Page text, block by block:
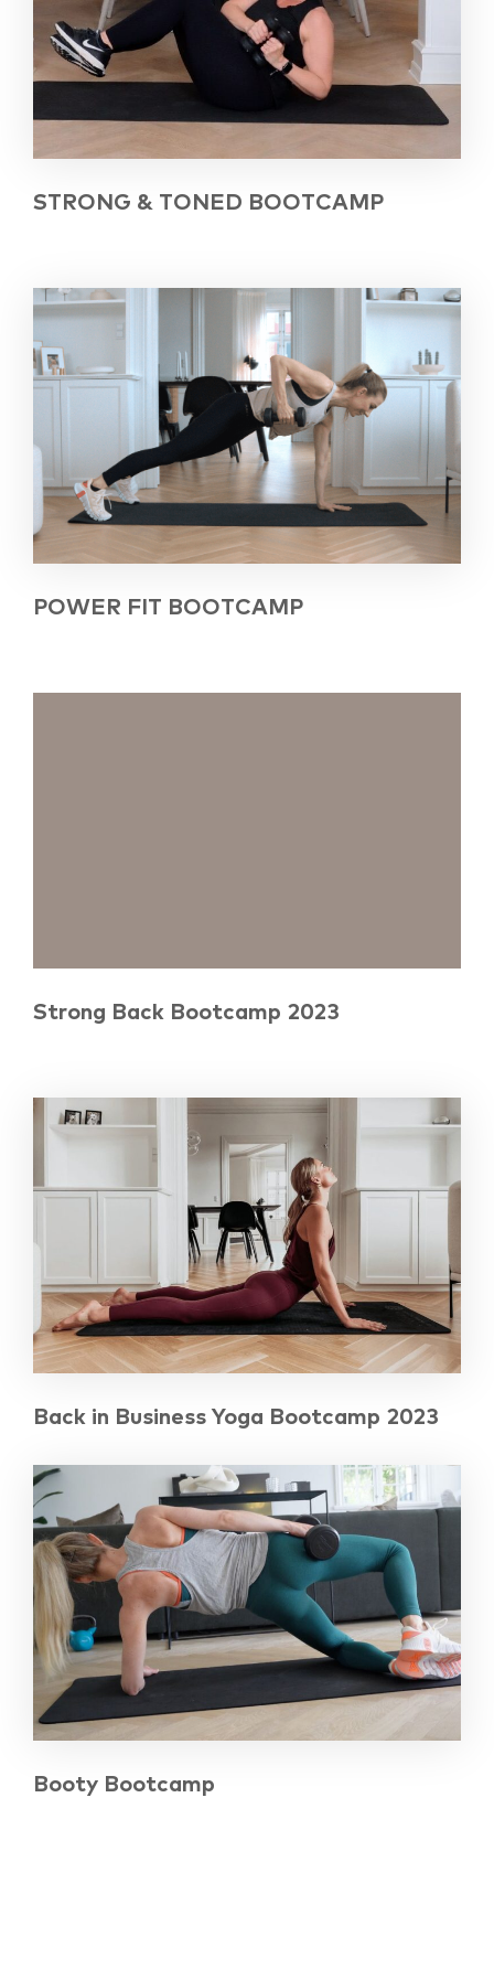
STRONG & TONED BOOTCAMP
POWER FIT BOOTCAMP
Strong Back Bootcamp 2023
Back in Business Yoga Bootcamp 2023
Booty Bootcamp